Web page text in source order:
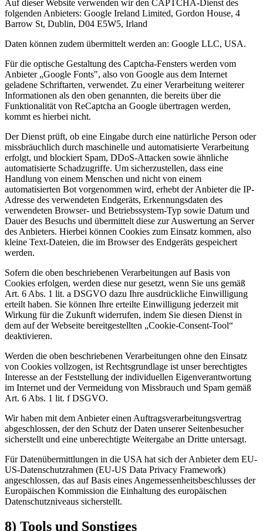
Auf dieser Website verwenden wir den CAPTCHA-Dienst des
folgenden Anbieters: Google Ireland Limited, Gordon House, 4
Barrow St, Dublin, D04 E5W5, Irland
Daten können zudem übermittelt werden an: Google LLC, USA.
Für die optische Gestaltung des Captcha-Fensters werden vom
Anbieter „Google Fonts", also von Google aus dem Internet
geladene Schriftarten, verwendet. Zu einer Verarbeitung weiterer
Informationen als den oben genannten, die bereits über die
Funktionalität von ReCaptcha an Google übertragen werden,
kommt es hierbei nicht.
Der Dienst prüft, ob eine Eingabe durch eine natürliche Person oder
missbräuchlich durch maschinelle und automatisierte Verarbeitung
erfolgt, und blockiert Spam, DDoS-Attacken sowie ähnliche
automatisierte Schadzugriffe. Um sicherzustellen, dass eine
Handlung von einem Menschen und nicht von einem
automatisierten Bot vorgenommen wird, erhebt der Anbieter die IP-
Adresse des verwendeten Endgeräts, Erkennungsdaten des
verwendeten Browser- und Betriebssystem-Typ sowie Datum und
Dauer des Besuchs und übermittelt diese zur Auswertung an Server
des Anbieters. Hierbei können Cookies zum Einsatz kommen, also
kleine Text-Dateien, die im Browser des Endgeräts gespeichert
werden.
Sofern die oben beschriebenen Verarbeitungen auf Basis von
Cookies erfolgen, werden diese nur gesetzt, wenn Sie uns gemäß
Art. 6 Abs. 1 lit. a DSGVO dazu Ihre ausdrückliche Einwilligung
erteilt haben. Sie können Ihre erteilte Einwilligung jederzeit mit
Wirkung für die Zukunft widerrufen, indem Sie diesen Dienst in
dem auf der Webseite bereitgestellten „Cookie-Consent-Tool“
deaktivieren.
Werden die oben beschriebenen Verarbeitungen ohne den Einsatz
von Cookies vollzogen, ist Rechtsgrundlage ist unser berechtigtes
Interesse an der Feststellung der individuellen Eigenverantwortung
im Internet und der Vermeidung von Missbrauch und Spam gemäß
Art. 6 Abs. 1 lit. f DSGVO.
Wir haben mit dem Anbieter einen Auftragsverarbeitungsvertrag
abgeschlossen, der den Schutz der Daten unserer Seitenbesucher
sicherstellt und eine unberechtigte Weitergabe an Dritte untersagt.
Für Datenübermittlungen in die USA hat sich der Anbieter dem EU-
US-Datenschutzrahmen (EU-US Data Privacy Framework)
angeschlossen, das auf Basis eines Angemessenheitsbeschlusses der
Europäischen Kommission die Einhaltung des europäischen
Datenschutzniveaus sicherstellt.
8) Tools und Sonstiges